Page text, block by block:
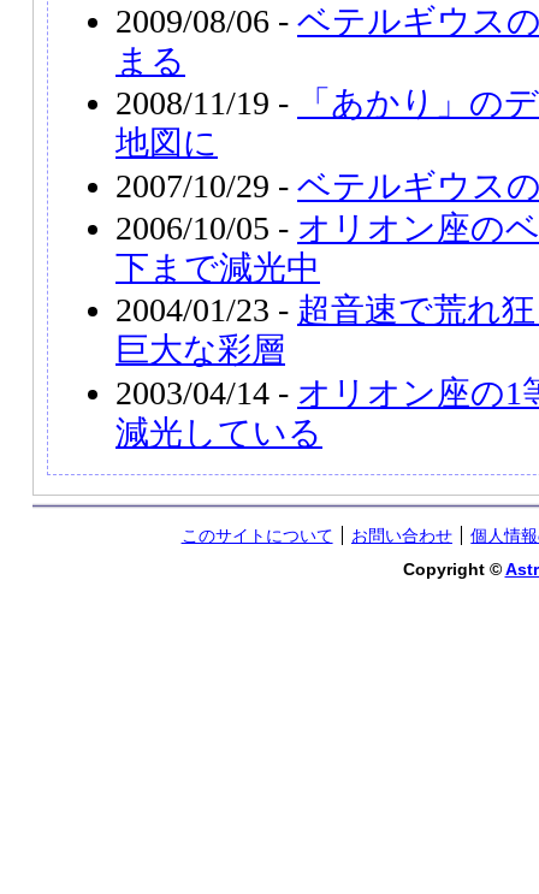
2009/08/06 - ベテルギウス
まる
2008/11/19 -
「あかり」の
地図に
2007/10/29 - ベテルギウス
2006/10/05 - オリオン座の
下まで減光中
2004/01/23 - 超音速で荒れ
巨大な彩層
2003/04/14 - オリオン座の1
減光している
このサイトについて お問い合わせ
個人情
Copyright ©